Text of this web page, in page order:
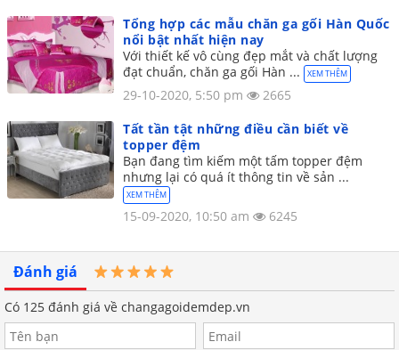
Tổng hợp các mẫu chăn ga gối Hàn Quốc
nổi bật nhất hiện nay
Với thiết kế vô cùng đẹp mắt và chất lượng
đạt chuẩn, chăn ga gối Hàn ...
XEM THÊM
29-10-2020, 5:50 pm
2665
Tất tần tật những điều cần biết về
topper đệm
Bạn đang tìm kiếm một tấm topper đệm
nhưng lại có quá ít thông tin về sản ...
XEM THÊM
15-09-2020, 10:50 am 6245
Đánh giá
Có 125 đánh giá về changagoidemdep.vn